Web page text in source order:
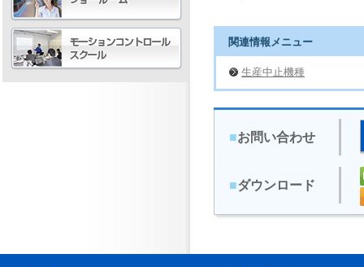
関連情報メニュー
生産中止機種
■お問い合わせ
■ダウンロード